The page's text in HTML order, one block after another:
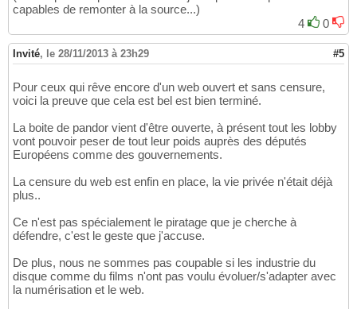
capables de remonter à la source...)
4
0
Invité, le 28/11/2013 à 23h29 #5
Pour ceux qui rêve encore d'un web ouvert et sans censure,
voici la preuve que cela est bel est bien terminé.
La boite de pandor vient d'être ouverte, à présent tout les lobby
vont pouvoir peser de tout leur poids auprès des députés
Européens comme des gouvernements.
La censure du web est enfin en place, la vie privée n'était déjà
plus..
Ce n'est pas spécialement le piratage que je cherche à
défendre, c'est le geste que j'accuse.
De plus, nous ne sommes pas coupable si les industrie du
disque comme du films n'ont pas voulu évoluer/s'adapter avec
la numérisation et le web.